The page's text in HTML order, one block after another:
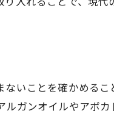
いことを確かめるこ
ガンオイルやアボ